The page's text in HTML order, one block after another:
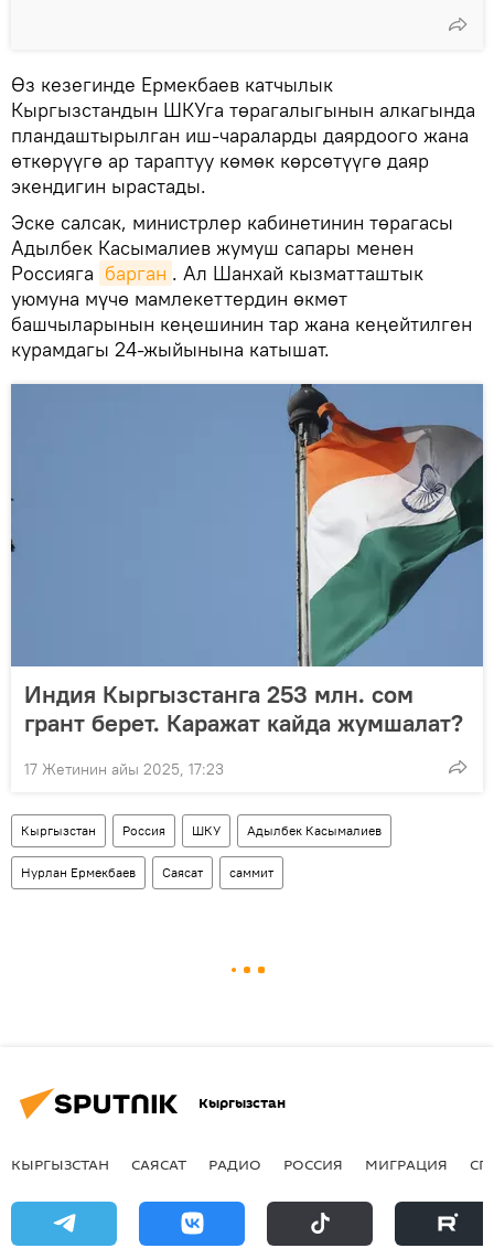
Өз кезегинде Ермекбаев катчылык
Кыргызстандын ШКУга төрагалыгынын алкагында
пландаштырылган иш-чараларды даярдоого жана
өткөрүүгө ар тараптуу көмөк көрсөтүүгө даяр
экендигин ырастады.
Эске салсак, министрлер кабинетинин төрагасы
Адылбек Касымалиев жумуш сапары менен
Россияга барган . Ал Шанхай кызматташтык
уюмуна мүчө мамлекеттердин өкмөт
башчыларынын кеңешинин тар жана кеңейтилген
курамдагы 24-жыйынына катышат.
Индия Кыргызстанга 253 млн. сом
грант берет. Каражат кайда жумшалат?
17 Жетинин айы 2025, 17:23
Кыргызстан Россия ШКУ Адылбек Касымалиев
Нурлан Ермекбаев Саясат саммит
Кыргызстан
КЫРГЫЗСТАН САЯСАТ РАДИО РОССИЯ МИГРАЦИЯ